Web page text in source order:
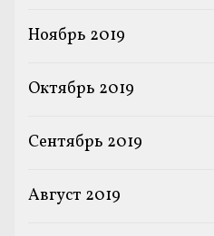
Ноябрь 2019
Октябрь 2019
Сентябрь 2019
Август 2019